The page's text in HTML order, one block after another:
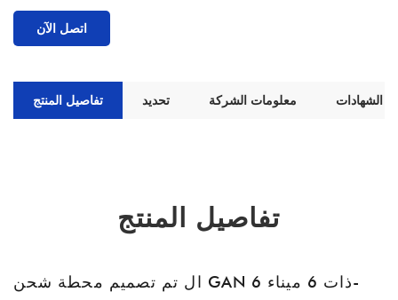
اتصل الآن
تفاصيل المنتج تحديد معلومات الشركة الشهادات
تفاصيل المنتج
ال تم تصميم محطة شحن GAN ذات 6 ميناء 6-